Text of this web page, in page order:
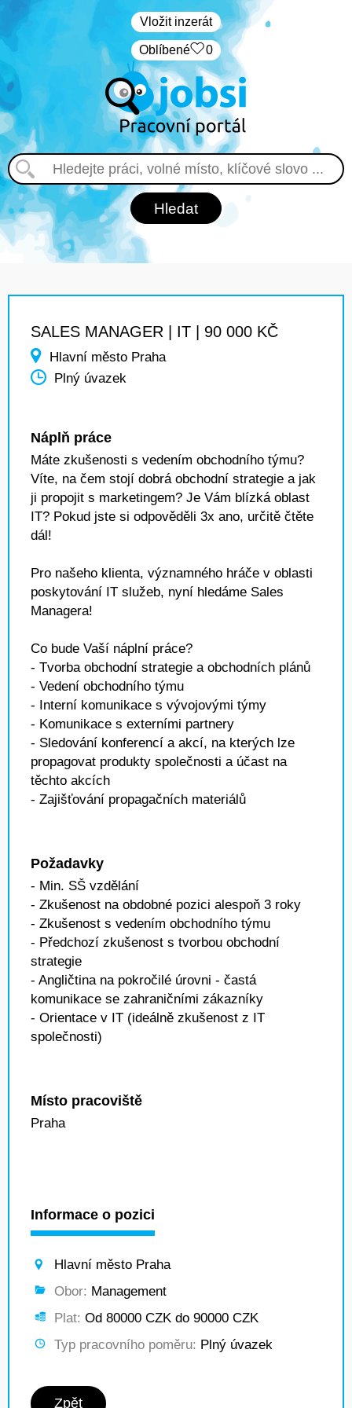
Vložit inzerát
Oblíbené 0
SALES MANAGER | IT | 90 000 KČ
Hlavní město Praha
Plný úvazek
Náplň práce
Máte zkušenosti s vedením obchodního týmu?
Víte, na čem stojí dobrá obchodní strategie a jak
ji propojit s marketingem? Je Vám blízká oblast
IT? Pokud jste si odpověděli 3x ano, určitě čtěte
dál!
Pro našeho klienta, významného hráče v oblasti
poskytování IT služeb, nyní hledáme Sales
Managera!
Co bude Vaší náplní práce?
- Tvorba obchodní strategie a obchodních plánů
- Vedení obchodního týmu
- Interní komunikace s vývojovými týmy
- Komunikace s externími partnery
- Sledování konferencí a akcí, na kterých lze
propagovat produkty společnosti a účast na
těchto akcích
- Zajišťování propagačních materiálů
Požadavky
- Min. SŠ vzdělání
- Zkušenost na obdobné pozici alespoň 3 roky
- Zkušenost s vedením obchodního týmu
- Předchozí zkušenost s tvorbou obchodní
strategie
- Angličtina na pokročilé úrovni - častá
komunikace se zahraničními zákazníky
- Orientace v IT (ideálně zkušenost z IT
společnosti)
Místo pracoviště
Praha
Informace o pozici
Hlavní město Praha
Obor: Management
Plat: Od 80000 CZK do 90000 CZK
Typ pracovního poměru: Plný úvazek
Zpět